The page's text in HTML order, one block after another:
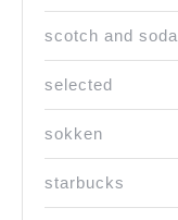
scotch and soda
selected
sokken
starbucks